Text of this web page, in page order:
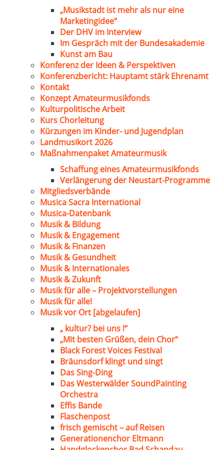
„Musikstadt ist mehr als nur eine
Marketingidee“
Der DHV im Interview
Im Gespräch mit der Bundesakademie
Kunst am Bau
Konferenz der Ideen & Perspektiven
Konferenzbericht: Hauptamt stärk Ehrenamt
Kontakt
Konzept Amateurmusikfonds
Kulturpolitische Arbeit
Kurs Chorleitung
Kürzungen im Kinder- und Jugendplan
Landmusikort 2026
Maßnahmenpaket Amateurmusik
Schaffung eines Amateurmusikfonds
Verlängerung der Neustart-Programme
Mitgliedsverbände
Musica Sacra International
Musica-Datenbank
Musik & Bildung
Musik & Engagement
Musik & Finanzen
Musik & Gesundheit
Musik & Internationales
Musik & Zukunft
Musik für alle – Projektvorstellungen
Musik für alle!
Musik vor Ort [abgelaufen]
„ kultur? bei uns !“
„Mit besten Grüßen, dein Chor“
Black Forest Voices Festival
Bräunsdorf klingt und singt
Das Sing-Ding
Das Westerwälder SoundPainting
Orchestra
Effis Bande
Flaschenpost
frisch gemischt – auf Reisen
Generationenchor Eltmann